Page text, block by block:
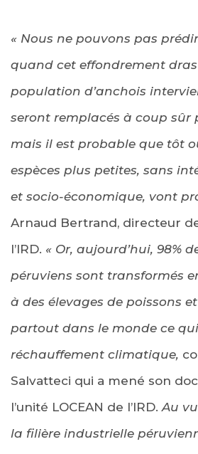
« Nous ne pouvons pas
quand cet effondrement
population d’anchois
seront remplacés à coup sûr
mais il est probable que tôt
espèces plus petites, sans
et socio-économique, vont
Arnaud Bertrand, directeur
l’IRD. « Or, aujourd’hui, 98%
péruviens sont transformés
à des élevages de poissons
partout dans le monde ce
réchauffement climatique,
Salvatteci qui a mené son
l’unité LOCEAN de l’IRD. Au
la filière industrielle